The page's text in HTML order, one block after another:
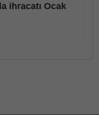
ihracatı Ocak